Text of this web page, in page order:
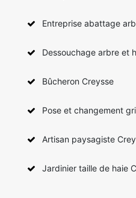
Entreprise abattage
Dessouchage arbre et
Bûcheron Creysse
Pose et changement
Artisan paysagiste
Jardinier taille de haie